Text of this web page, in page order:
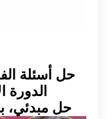
حل أسئلة
الدورة
حل مبدئي،